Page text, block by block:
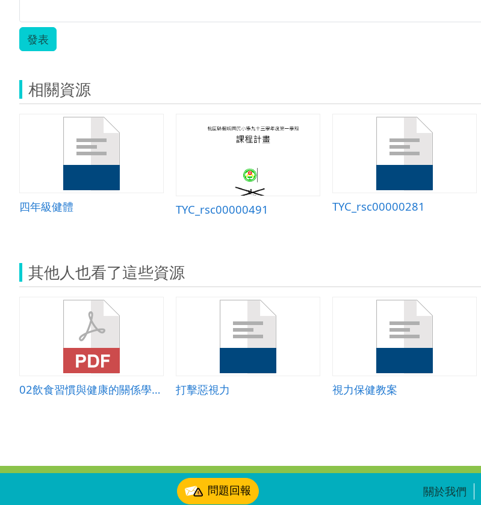
發表
相關資源
四年級健體 TYC_rsc00000491 TYC_rsc00000281
其他人也看了這些資源
02飲食習慣與健康的關係學習單(健康飲食生活) 打擊惡視力 視力保健教案
問題回報 關於我們